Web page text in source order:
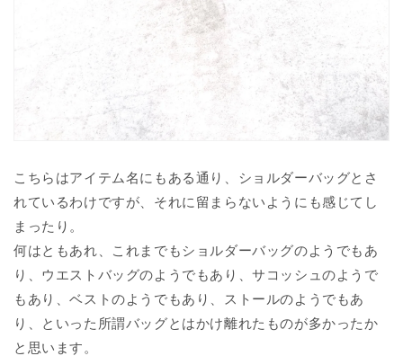
こちらはアイテム名にもある通り、ショルダーバッグとさ
れているわけですが、それに留まらないようにも感じてし
まったり。
何はともあれ、これまでもショルダーバッグのようでもあ
り、ウエストバッグのようでもあり、サコッシュのようで
もあり、ベストのようでもあり、ストールのようでもあ
り、といった所謂バッグとはかけ離れたものが多かったか
と思います。